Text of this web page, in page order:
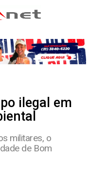
ilegal em
militares, o
de Bom